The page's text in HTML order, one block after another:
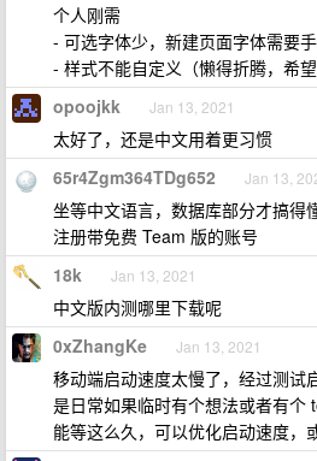
个人刚需
- 可选字体少，新建页面字体需要
- 样式不能自定义（懒得折腾，希望
opoojkk Jan 13, 2021
太好了，还是中文用着更习惯
65r4Zgm364TDg652 Jan 13,
坐等中文语言，数据库部分才搞得
注册带免费 Team 版的账号
18k Jan 13, 2021
中文版内测哪里下载呢
0xZhangKe Jan 13, 2021
移动端启动速度太慢了，经过测试
是日常如果临时有个想法或者有个
能等这么久，可以优化启动速度，